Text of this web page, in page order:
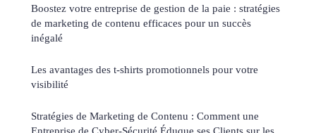
Boostez votre entreprise de gestion de la paie : stratégies
de marketing de contenu efficaces pour un succès
inégalé
Les avantages des t-shirts promotionnels pour votre
visibilité
Stratégies de Marketing de Contenu : Comment une
Entreprise de Cyber-Sécurité Éduque ses Clients sur les